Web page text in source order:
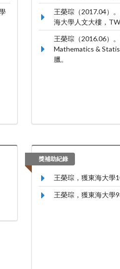
王榮琮（2017.04）
海大學人文大樓，
王榮琮（2016.06）
Mathematics &
臘。
獎補助紀錄
王榮琮，獲東海大學
王榮琮，獲東海大學